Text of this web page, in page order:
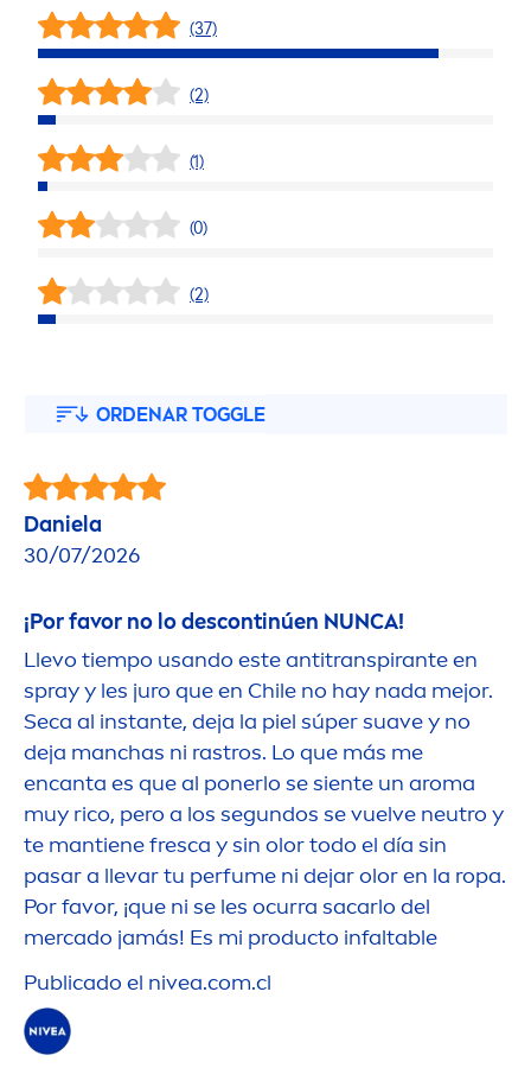
(37)
(2)
(1)
(0)
(2)
ORDENAR TOGGLE
Daniela
30/07/2026
¡Por favor no lo descontinúen NUNCA!
Llevo tiempo usando este antitranspirante en
spray y les juro que en Chile no hay nada mejor.
Seca al instante, deja la piel súper suave y no
deja manchas ni rastros. Lo que más me
encanta es que al ponerlo se siente un aroma
muy rico, pero a los segundos se vuelve neutro y
te mantiene fresca y sin olor todo el día sin
pasar a llevar tu perfume ni dejar olor en la ropa.
Por favor, ¡que ni se les ocurra sacarlo del
mercado jamás! Es mi producto infaltable
Publicado el nivea.com.cl